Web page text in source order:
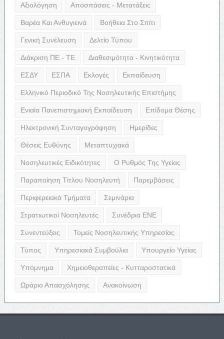
Αξιολόγηση Αποσπάσεις - Μετατάξεις
Βαρέα Και Ανθυγιεινά Βοήθεια Στο Σπίτι
Γενική Συνέλευση Δελτίο Τύπου
Διάκριση ΠΕ - ΤΕ Διαθεσιμότητα - Κινητικότητα
ΕΣΔΥ ΕΣΠΑ Εκλογές Εκπαίδευση
Ελληνικό Περιοδικό Της Νοσηλευτικής Επιστήμης
Ενιαία Πανεπιστημιακή Εκπαίδευση Επίδομα Θέσης
Ηλεκτρονική Συνταγογράφηση Ημερίδες
Θέσεις Ευθύνης Μεταπτυχιακά
Νοσηλευτικές Ειδικότητες Ο Ρυθμός Της Υγείας
Παραποίηση Τίτλου Νοσηλευτή Παρεμβάσεις
Περιφερειακά Τμήματα Σεμινάρια
Στρατιωτικοί Νοσηλευτές Συνέδρια ΕΝΕ
Συνεντεύξεις Τομείς Νοσηλευτικής Υπηρεσίας
Τύπος Υπηρεσιακά Συμβούλια Υπουργείο Υγείας
Υπόμνημα Χημειοθεραπείες - Κυτταροστατικά
Ωράριο Απασχόλησης Ανακοίνωση